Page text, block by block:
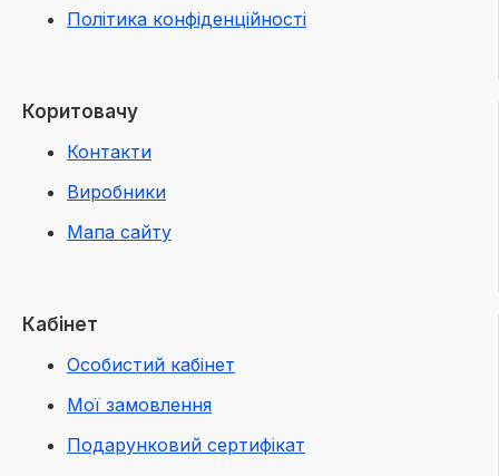
Політика конфіденційності
Коритовачу
Контакти
Виробники
Мапа сайту
Кабінет
Особистий кабінет
Мої замовлення
Подарунковий сертифікат